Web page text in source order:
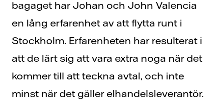
bagaget har Johan och John Valencia
en lång erfarenhet av att flytta runt i
Stockholm. Erfarenheten har resulterat i
att de lärt sig att vara extra noga när det
kommer till att teckna avtal, och inte
minst när det gäller elhandelsleverantör.